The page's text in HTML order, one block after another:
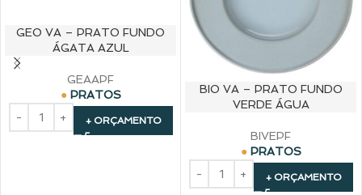
GEO VA – PRATO FUNDO
ÁGATA AZUL
GEAAPF
PRATOS
+ ORÇAMENTO
BIO VA – PRATO FUNDO
VERDE ÁGUA
BIVEPF
PRATOS
+ ORÇAMENTO